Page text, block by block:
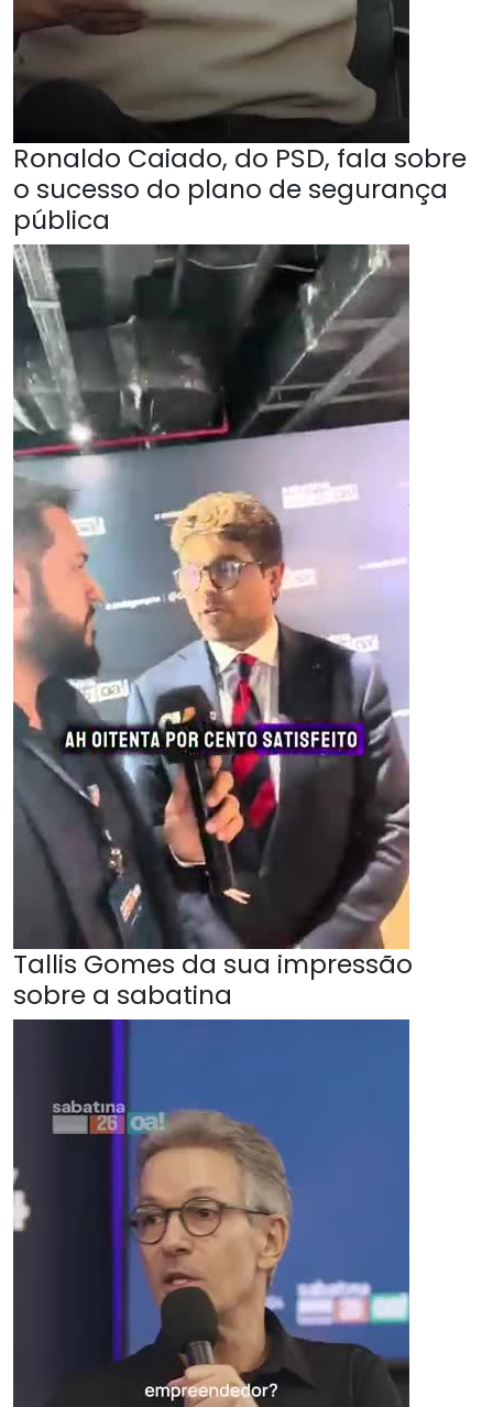
Ronaldo Caiado, do PSD, fala sobre
o sucesso do plano de segurança
pública
Tallis Gomes da sua impressão
sobre a sabatina